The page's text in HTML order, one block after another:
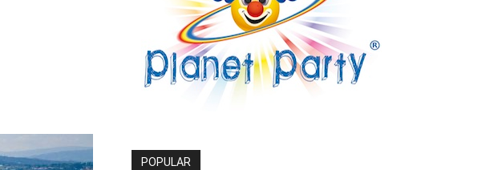
POPULAR